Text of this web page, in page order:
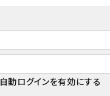
自動ログインを有効にする